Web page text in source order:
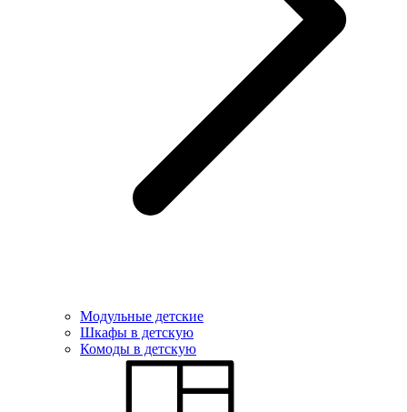
Модульные детские
Шкафы в детскую
Комоды в детскую